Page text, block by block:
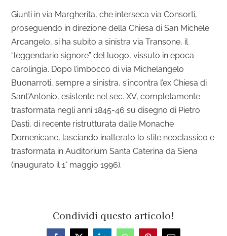
Giunti in via Margherita, che interseca via Consorti,
proseguendo in direzione della Chiesa di San Michele
Arcangelo, si ha subito a sinistra via Transone, il
“leggendario signore” del luogo, vissuto in epoca
carolingia. Dopo l’imbocco di via Michelangelo
Buonarroti, sempre a sinistra, s’incontra l’ex Chiesa di
Sant’Antonio, esistente nel sec. XV, completamente
trasformata negli anni 1845-46 su disegno di Pietro
Dasti, di recente ristrutturata dalle Monache
Domenicane, lasciando inalterato lo stile neoclassico e
trasformata in Auditorium Santa Caterina da Siena
(inaugurato il 1° maggio 1996).
Condividi questo articolo!